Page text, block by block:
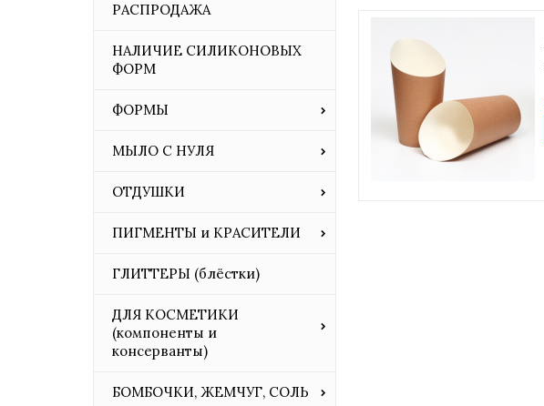
РАСПРОДАЖА
НАЛИЧИЕ СИЛИКОНОВЫХ
ФОРМ
ФОРМЫ
МЫЛО С НУЛЯ
ОТДУШКИ
ПИГМЕНТЫ и КРАСИТЕЛИ
ГЛИТТЕРЫ (блёстки)
ДЛЯ КОСМЕТИКИ
(компоненты и
консерванты)
БОМБОЧКИ, ЖЕМЧУГ, СОЛЬ